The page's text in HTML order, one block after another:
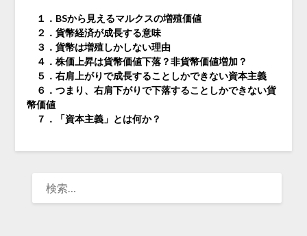
１．BSから見えるマルクスの増殖価値
２．貨幣経済が成長する意味
３．貨幣は増殖しかしない理由
４．株価上昇は貨幣価値下落？非貨幣価値増加？
５．右肩上がりで成長することしかできない資本主義
６．つまり、右肩下がりで下落することしかできない貨
幣価値
７．「資本主義」とは何か？